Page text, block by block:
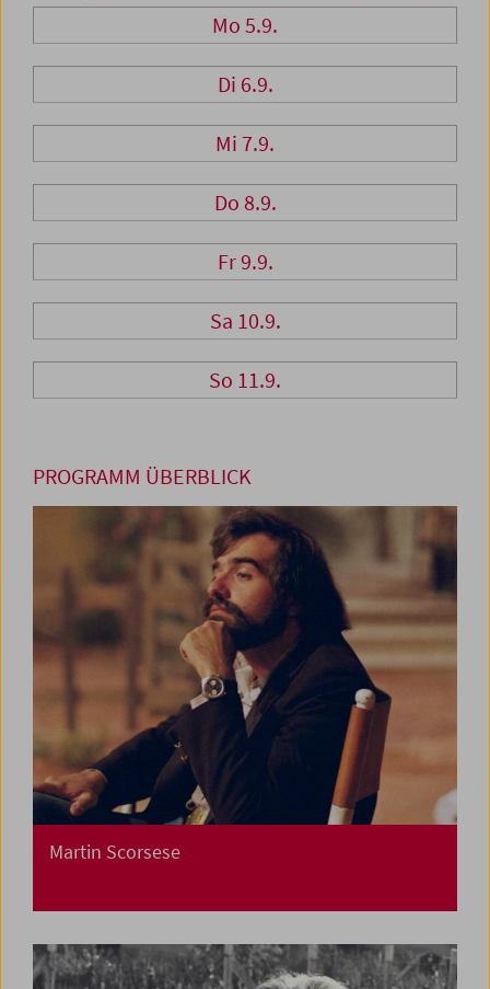
Mo 5.9.
Di 6.9.
Mi 7.9.
Do 8.9.
Fr 9.9.
Sa 10.9.
So 11.9.
PROGRAMM ÜBERBLICK
Martin Scorsese